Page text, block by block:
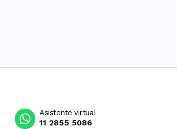
Asistente virtual
11 2855 5086